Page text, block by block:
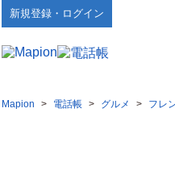
新規登録・ログイン
Mapion > 電話帳 > グルメ > フレ